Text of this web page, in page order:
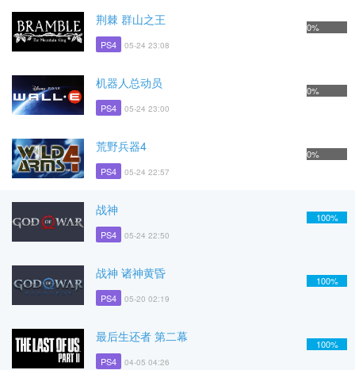
荆棘 群山之王
PS4 05-24 23:08
0%
机器人总动员
PS4 05-24 23:00
0%
荒野兵器4
PS4 05-24 22:57
0%
战神
PS4 05-24 22:50
100%
战神 诸神黄昏
PS4 05-20 02:19
100%
最后生还者 第二幕
PS4 04-05 04:26
100%